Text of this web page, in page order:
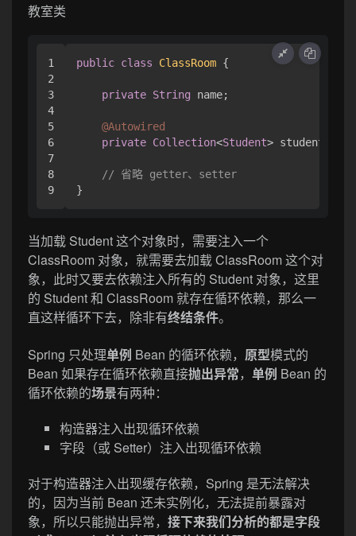
教室类
1
2
3
4
5
6
7
8
public class ClassRoom {
private String name;
@Autowired
private Collection<Student> students;
// 省略 getter、setter
}
当加载 Student 这个对象时，需要注入一个
ClassRoom 对象，就需要去加载 ClassRoom 这个对
象，此时又要去依赖注入所有的 Student 对象，这里
的 Student 和 ClassRoom 就存在循环依赖，那么一
直这样循环下去，除非有终结条件。
Spring 只处理单例 Bean 的循环依赖， 原型模式的
Bean 如果存在循环依赖直接抛出异常， 单例 Bean 的
循环依赖的场景有两种：
构造器注入出现循环依赖
字段（或 Setter）注入出现循环依赖
对于构造器注入出现缓存依赖，Spring 是无法解决
的，因为当前 Bean 还未实例化，无法提前暴露对
象，所以只能抛出异常， 接下来我们分析的都是字段